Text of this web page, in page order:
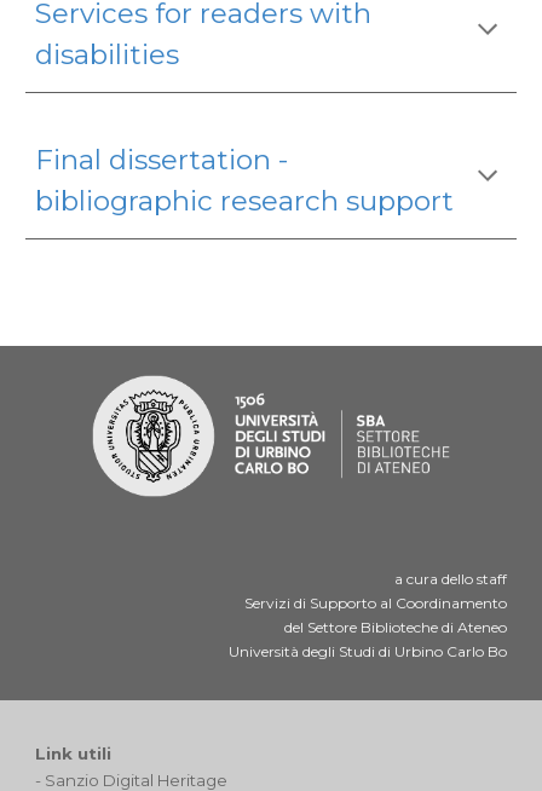
Services for readers with
disabilities
Final dissertation -
bibliographic research support
a cura dello staff
Servizi di Supporto al Coordinamento
del Settore Biblioteche di Ateneo
Università degli Studi di Urbino Carlo Bo
Link utili
- Sanzio Digital Heritage